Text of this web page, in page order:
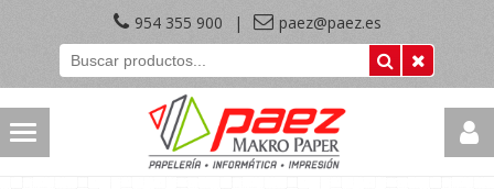
954 355 900 | paez@paez.es